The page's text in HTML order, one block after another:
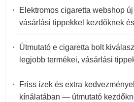
Elektromos cigaretta webshop
vásárlási tippekkel kezdőknek
Útmutató e cigaretta bolt
legjobb termékei, vásárlási
Friss ízek és extra
kínálatában — útmutató